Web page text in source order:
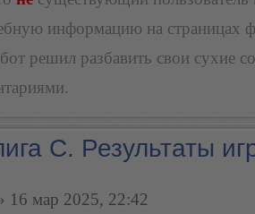
информацию на страницах
решил разбавить свои сухие
С. Результаты
16 мар 2025, 22:42